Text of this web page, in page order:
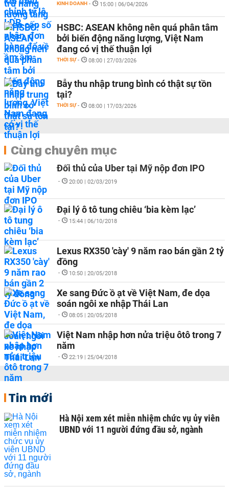
KINH DOANH - 15:00 | 06/04/2026
HSBC: ASEAN không nên quá phân tâm
bởi biến động năng lượng, Việt Nam
đang có vị thế thuận lợi
THỜI SỰ - 08:00 | 27/03/2026
Bẫy thu nhập trung bình có thật sự tồn
tại?
THỜI SỰ - 08:00 | 17/03/2026
Cùng chuyên mục
Đối thủ của Uber tại Mỹ nộp đơn IPO
- 20:00 | 02/03/2019
Đại lý ô tô tung chiêu ‘bia kèm lạc’
- 15:44 | 06/10/2018
Lexus RX350 'cày' 9 năm rao bán gần 2 tỷ
đồng
- 10:50 | 20/05/2018
Xe sang Đức ồ ạt về Việt Nam, đe dọa
soán ngôi xe nhập Thái Lan
- 08:05 | 20/05/2018
Việt Nam nhập hơn nửa triệu ôtô trong 7
năm
- 22:19 | 25/04/2018
Tin mới
Hà Nội xem xét miễn nhiệm chức vụ ủy viên
UBND với 11 người đứng đầu sở, ngành